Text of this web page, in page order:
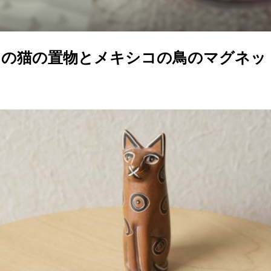
猫の置物とメキシコの鳥のマグネッ